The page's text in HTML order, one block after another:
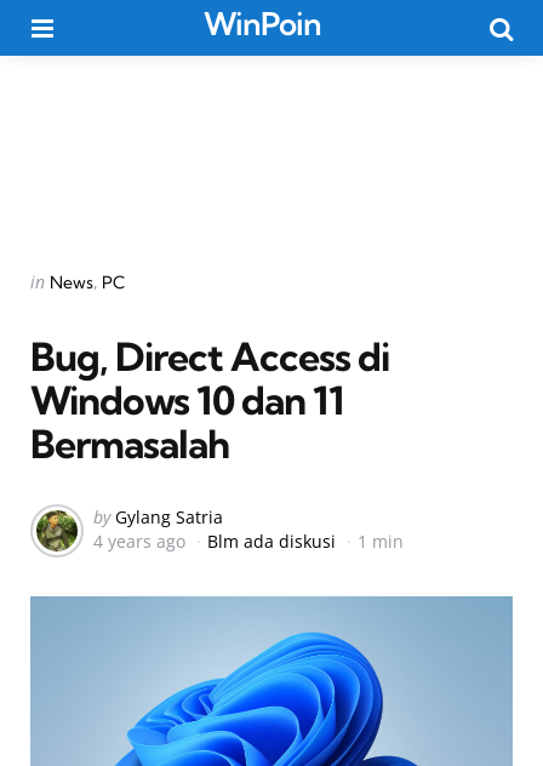
WinPoin
Categories
Posted
in News PC
Bug, Direct Access di
Windows 10 dan 11
Bermasalah
Posted
by
by Gylang Satria
4 years ago
Blm ada diskusi 1 min